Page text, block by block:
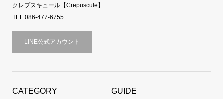
クレプスキュール【Crepuscule】
TEL 086-477-6755
LINE公式アカウント
CATEGORY GUIDE